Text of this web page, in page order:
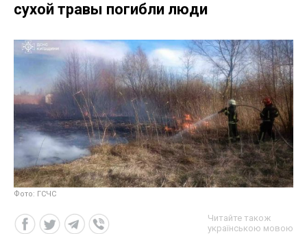
сухой травы погибли люди
Фото: ГСЧС
Читайте також
українською мовою